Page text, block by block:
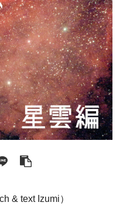
& text Izumi）